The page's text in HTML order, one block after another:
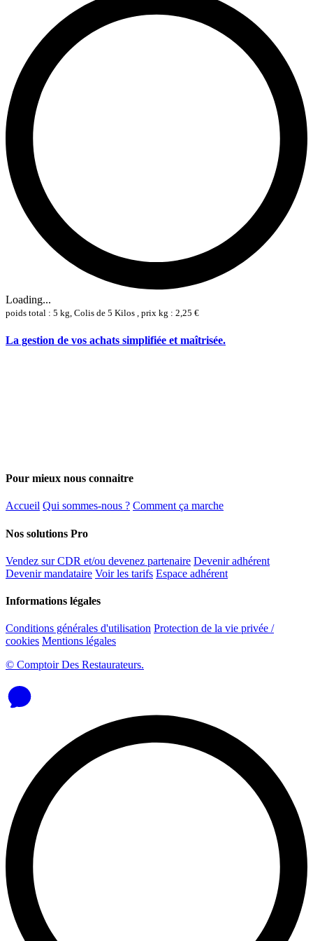
Loading...
poids total : 5 kg, Colis de 5 Kilos , prix kg : 2,25 €
La gestion de vos achats simplifiée et maîtrisée.
Pour mieux nous connaitre
Accueil Qui sommes-nous ? Comment ça marche
Nos solutions Pro
Vendez sur CDR et/ou devenez partenaire Devenir adhérent
Devenir mandataire Voir les tarifs Espace adhérent
Informations légales
Conditions générales d'utilisation Protection de la vie privée /
cookies Mentions légales
© Comptoir Des Restaurateurs.